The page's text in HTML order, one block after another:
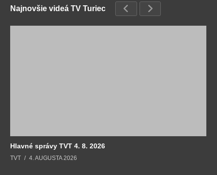
Najnovšie videá TV Turiec
Hlavné správy TVT 4. 8. 2026
TVT 4. AUGUSTA 2026